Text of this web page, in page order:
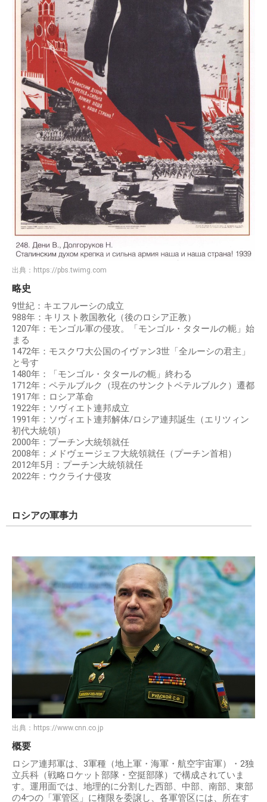
出典： https://pbs.twimg.com
略史
9世紀：キエフルーシの成立
988年：キリスト教国教化（後のロシア正教）
1207年：モンゴル軍の侵攻。「モンゴル・タタールの軛」始
まる
1472年：モスクワ大公国のイヴァン3世「全ルーシの君主」
と号す
1480年：「モンゴル・タタールの軛」終わる
1712年：ペテルブルク（現在のサンクトペテルブルク）遷都
1917年：ロシア革命
1922年：ソヴィエト連邦成立
1991年：ソヴィエト連邦解体/ロシア連邦誕生（エリツィン
初代大統領）
2000年：プーチン大統領就任
2008年：メドヴェージェフ大統領就任（プーチン首相）
2012年5月：プーチン大統領就任
2022年：ウクライナ侵攻
ロシアの軍事力
出典： https://www.cnn.co.jp
概要
ロシア連邦軍は、3軍種（地上軍・海軍・航空宇宙軍）・2独
立兵科（戦略ロケット部隊・空挺部隊）で構成されていま
す。運用面では、地理的に分割した西部、中部、南部、東部
の4つの「軍管区」に権限を委譲し、各軍管区には、所在す